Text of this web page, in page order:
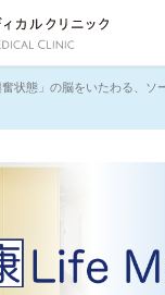
状態」の脳をいたわる、ソ